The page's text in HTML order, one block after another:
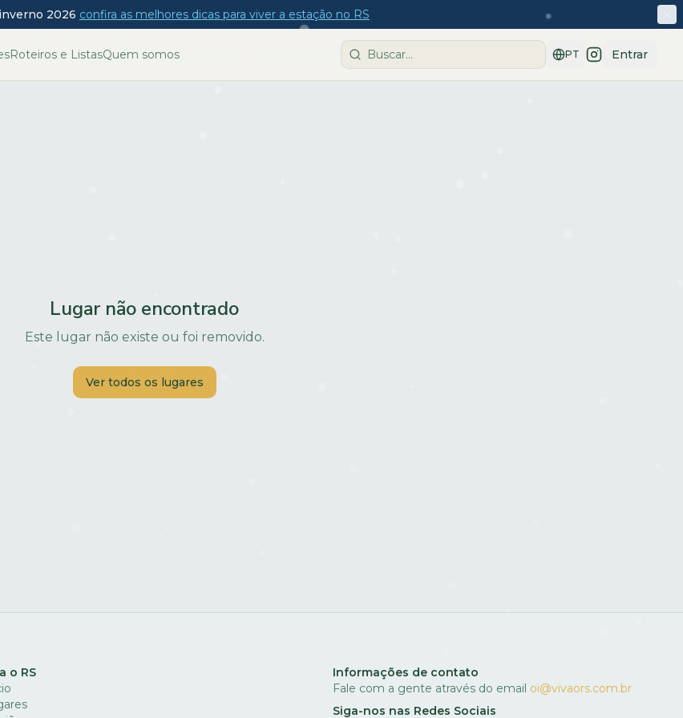
2026 confira as melhores dicas para viver a estação no RS
Roteiros e ListasQuem somos PT Entrar
Lugar não encontrado
Este lugar não existe ou foi removido.
Ver todos os lugares
o RS
Informações de contato
Fale com a gente através do email oi@vivaors.com.br
Siga-nos nas Redes Sociais